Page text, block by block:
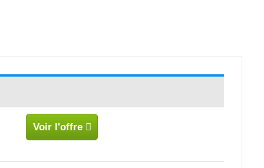
Voir l'offre